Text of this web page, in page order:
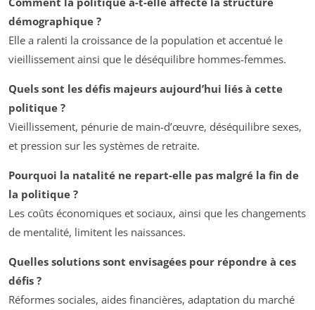
démographique ?
Elle a ralenti la croissance de la population et accentué le
vieillissement ainsi que le déséquilibre hommes-femmes.
Quels sont les défis majeurs aujourd’hui liés à cette
politique ?
Vieillissement, pénurie de main-d’œuvre, déséquilibre sexes,
et pression sur les systèmes de retraite.
Pourquoi la natalité ne repart-elle pas malgré la fin de
la politique ?
Les coûts économiques et sociaux, ainsi que les changements
de mentalité, limitent les naissances.
Quelles solutions sont envisagées pour répondre à ces
défis ?
Réformes sociales, aides financières, adaptation du marché